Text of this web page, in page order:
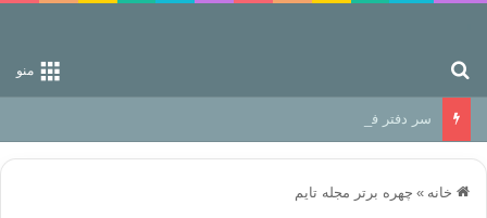
منو
سر دفتر فساد در زمین‌، دوری وکناره‌گیری از راه خداست‌!
خانه » چهره برتر مجله تایم